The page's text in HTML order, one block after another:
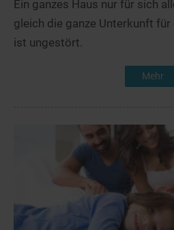
Ein ganzes Haus nur für sich
gleich die ganze Unterkunft für
ist ungestört.
Mehr